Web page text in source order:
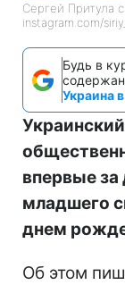
Сергей Притула
instagram.com/
Будь в
Украина
впервые за
младшего
днем
Об этом